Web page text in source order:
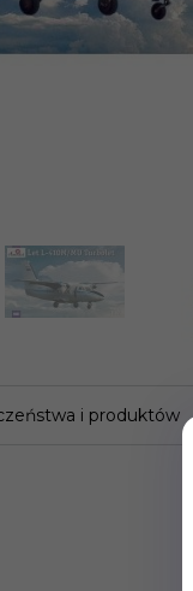
i produktów